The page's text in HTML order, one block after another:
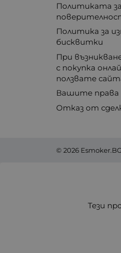
Политиката за
Политика за
бисквитки
При
с покупка
ползвате
Вашите права
Отказ от
© 2026 Esmoker.BG
Тези